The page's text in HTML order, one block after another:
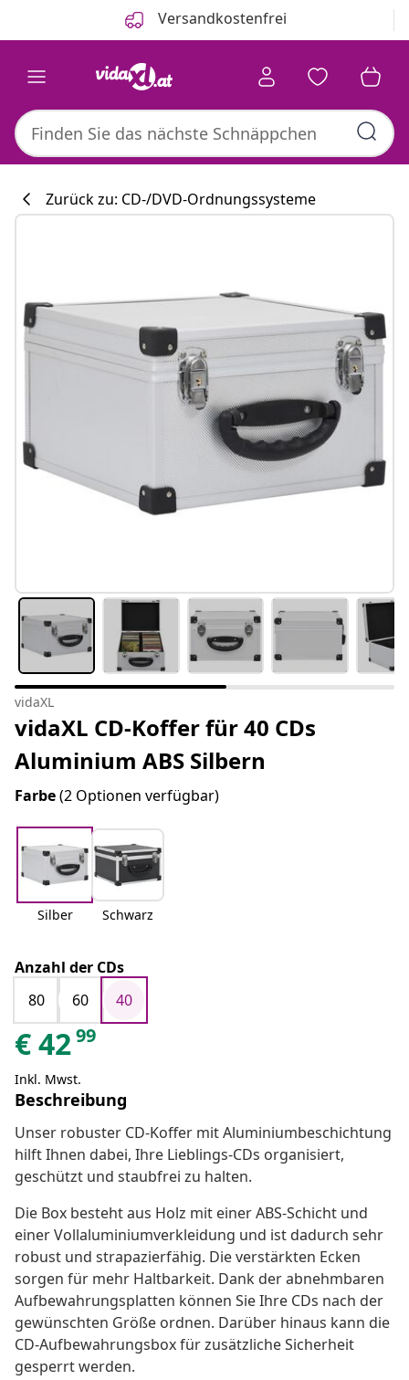
Versandkostenfrei
#sharemevidaxl
Zurück zu: CD-/DVD-Ordnungssysteme
vidaXL
vidaXL CD-Koffer für 40 CDs
Aluminium ABS Silbern
Farbe(2 Optionen verfügbar)
Silber Schwarz
Anzahl der CDs
80
60 40
€4299
Inkl. Mwst.
Beschreibung
Unser robuster CD-Koffer mit Aluminiumbeschichtung
hilft Ihnen dabei, Ihre Lieblings-CDs organisiert,
geschützt und staubfrei zu halten.
Die Box besteht aus Holz mit einer ABS-Schicht und
einer Vollaluminiumverkleidung und ist dadurch sehr
robust und strapazierfähig. Die verstärkten Ecken
sorgen für mehr Haltbarkeit. Dank der abnehmbaren
Aufbewahrungsplatten können Sie Ihre CDs nach der
gewünschten Größe ordnen. Darüber hinaus kann die
CD-Aufbewahrungsbox für zusätzliche Sicherheit
gesperrt werden.